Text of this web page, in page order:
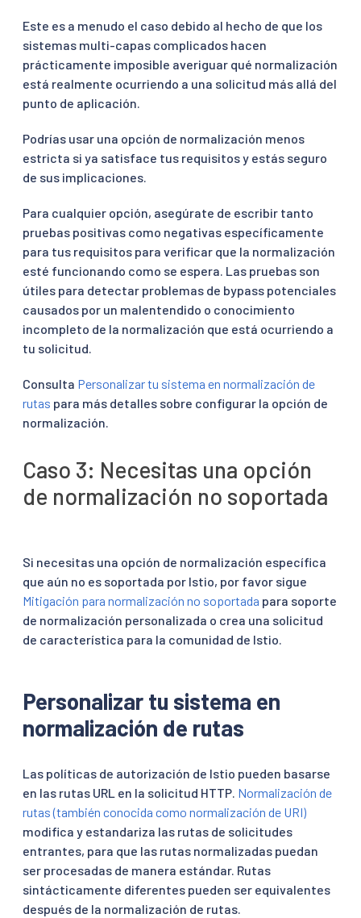
Este es a menudo el caso debido al hecho de que los
sistemas multi-capas complicados hacen
prácticamente imposible averiguar qué normalización
está realmente ocurriendo a una solicitud más allá del
punto de aplicación.
Podrías usar una opción de normalización menos
estricta si ya satisface tus requisitos y estás seguro
de sus implicaciones.
Para cualquier opción, asegúrate de escribir tanto
pruebas positivas como negativas específicamente
para tus requisitos para verificar que la normalización
esté funcionando como se espera. Las pruebas son
útiles para detectar problemas de bypass potenciales
causados por un malentendido o conocimiento
incompleto de la normalización que está ocurriendo a
tu solicitud.
Consulta Personalizar tu sistema en normalización de
rutas para más detalles sobre configurar la opción de
normalización.
Caso 3: Necesitas una opción
de normalización no soportada
Si necesitas una opción de normalización específica
que aún no es soportada por Istio, por favor sigue
Mitigación para normalización no soportada para soporte
de normalización personalizada o crea una solicitud
de característica para la comunidad de Istio.
Personalizar tu sistema en
normalización de rutas
Las políticas de autorización de Istio pueden basarse
en las rutas URL en la solicitud HTTP. Normalización de
rutas (también conocida como normalización de URI)
modifica y estandariza las rutas de solicitudes
entrantes, para que las rutas normalizadas puedan
ser procesadas de manera estándar. Rutas
sintácticamente diferentes pueden ser equivalentes
después de la normalización de rutas.